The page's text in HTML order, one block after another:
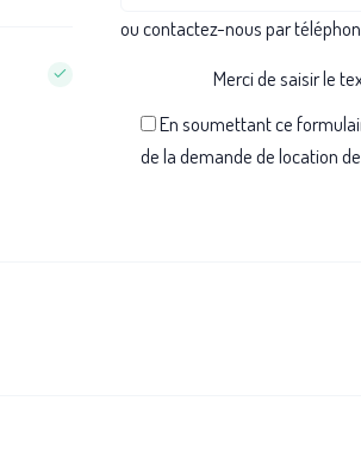
ou contactez-nous par
Merci de saisir le
En soumettant ce
de la demande de location